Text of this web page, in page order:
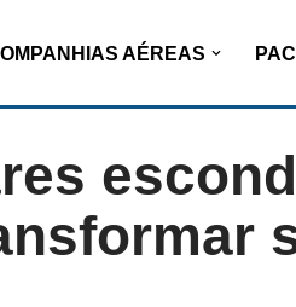
AÉREAS